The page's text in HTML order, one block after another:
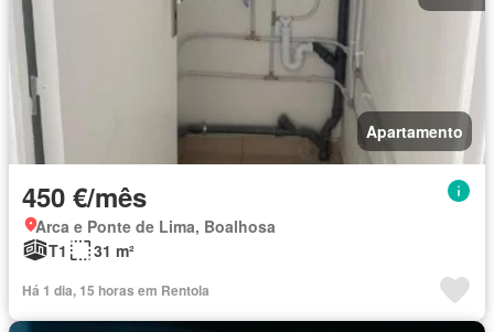
Apartamento
450 €/mês
Arca e Ponte de Lima, Boalhosa
T1
31 m²
Há 1 dia, 15 horas em Rentola